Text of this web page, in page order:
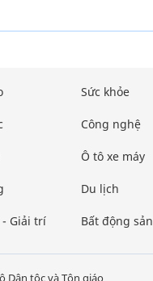
- Giải trí
Sức khỏe
Công nghệ
Ô tô xe máy
Du lịch
Bất động sản
Dân tộc và Tôn giáo